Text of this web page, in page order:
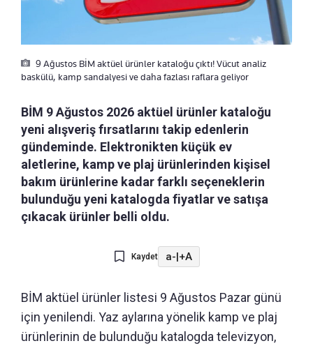
9 Ağustos BİM aktüel ürünler kataloğu çıktı! Vücut analiz
baskülü, kamp sandalyesi ve daha fazlası raflara geliyor
BİM 9 Ağustos 2026 aktüel ürünler kataloğu
yeni alışveriş fırsatlarını takip edenlerin
gündeminde. Elektronikten küçük ev
aletlerine, kamp ve plaj ürünlerinden kişisel
bakım ürünlerine kadar farklı seçeneklerin
bulunduğu yeni katalogda fiyatlar ve satışa
çıkacak ürünler belli oldu.
Kaydet a-|+A
BİM aktüel ürünler listesi 9 Ağustos Pazar günü
için yenilendi. Yaz aylarına yönelik kamp ve plaj
ürünlerinin de bulunduğu katalogda televizyon,